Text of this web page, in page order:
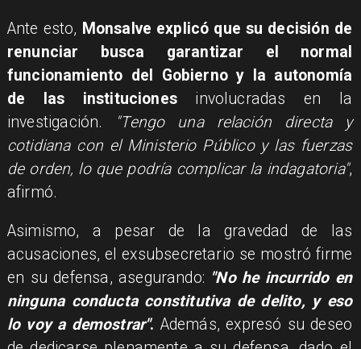
Ante esto, Monsalve explicó que su decisión de
renunciar busca garantizar el normal
funcionamiento del Gobierno y la autonomía
de las instituciones involucradas en la
investigación.
"Tengo una relación directa y
cotidiana con el Ministerio Público y las fuerzas
de orden, lo que podría complicar la indagatoria",
afirmó.
Asimismo, a pesar de la gravedad de las
acusaciones, el exsubsecretario se mostró firme
en su defensa, asegurando: "No he incurrido en
ninguna conducta constitutiva de delito, y eso
lo voy a demostrar". Además, expresó su deseo